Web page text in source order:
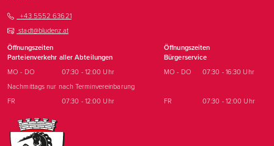
+43 5552 63621
stadt@bludenz.at
Öffnungszeiten
Parteienverkehr aller Abteilungen
Öffnungszeiten
Bürgerservice
MO - DO 07:30 - 12:00 Uhr MO - DO
07:30 - 16:30 Uhr
Nachmittags nur nach Terminvereinbarung
FR
07:30 - 12:00 Uhr FR 07:30 - 12:00 Uhr